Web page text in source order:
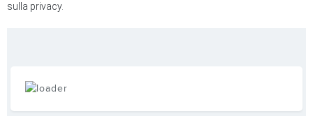
sulla privacy.